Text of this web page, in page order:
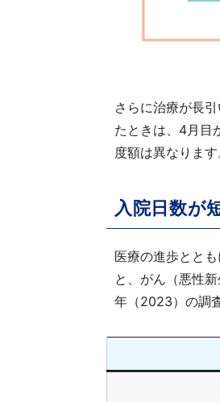
さらに治療が長
たときは、4月目
度額は異なりま
入院日数が
医療の進歩とと
と、がん（悪性
年（2023）の調